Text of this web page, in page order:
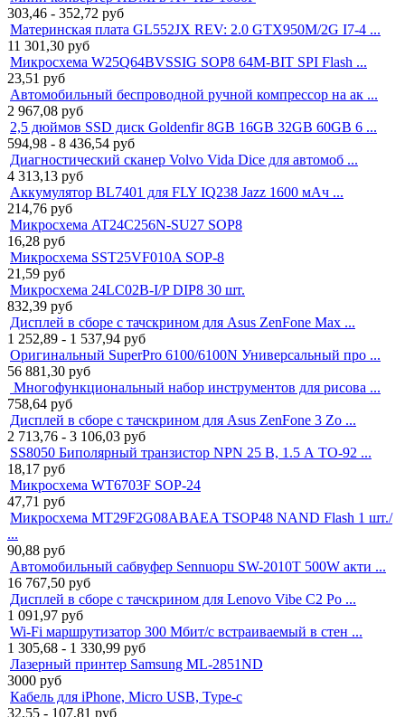
303,46 - 352,72 руб
Материнская плата GL552JX REV: 2.0 GTX950M/2G I7-4 ...
11 301,30 руб
Микросхема W25Q64BVSSIG SOP8 64M-BIT SPI Flash ...
23,51 руб
Автомобильный беспроводной ручной компрессор на ак ...
2 967,08 руб
2,5 дюймов SSD диск Goldenfir 8GB 16GB 32GB 60GB 6 ...
594,98 - 8 436,54 руб
Диагностический сканер Volvo Vida Dice для автомоб ...
4 313,13 руб
Аккумулятор BL7401 для FLY IQ238 Jazz 1600 мАч ...
214,76 руб
Микросхема AT24C256N-SU27 SOP8
16,28 руб
Микросхема SST25VF010A SOP-8
21,59 руб
Микросхема 24LC02B-I/P DIP8 30 шт.
832,39 руб
Дисплей в сборе с тачскрином для Asus ZenFone Max ...
1 252,89 - 1 537,94 руб
Оригинальный SuperPro 6100/6100N Универсальный про ...
56 881,30 руб
Многофункциональный набор инструментов для рисова ...
758,64 руб
Дисплей в сборе с тачскрином для Asus ZenFone 3 Zo ...
2 713,76 - 3 106,03 руб
SS8050 Биполярный транзистор NPN 25 В, 1.5 А TO-92 ...
18,17 руб
Микросхема WT6703F SOP-24
47,71 руб
Микросхема MT29F2G08ABAEA TSOP48 NAND Flash 1 шт./
...
90,88 руб
Автомобильный сабвуфер Sennuopu SW-2010T 500W акти ...
16 767,50 руб
Дисплей в сборе с тачскрином для Lenovo Vibe C2 Po ...
1 091,97 руб
Wi-Fi маршрутизатор 300 Мбит/с встраиваемый в стен ...
1 305,68 - 1 330,99 руб
Лазерный принтер Samsung ML-2851ND
3000 руб
Кабель для iPhone, Micro USB, Type-c
32,55 - 107,81 руб